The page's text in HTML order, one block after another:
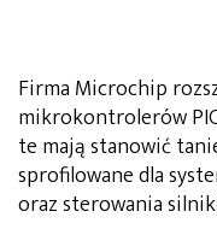
Firma Microchip
mikrokontrolerów PIC
te mają stanowić
sprofilowane dla
oraz sterowania